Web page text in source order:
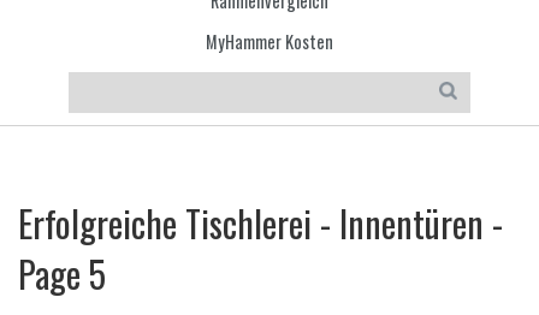
MyHammer Kosten
Erfolgreiche Tischlerei - Innentüren -
Page 5